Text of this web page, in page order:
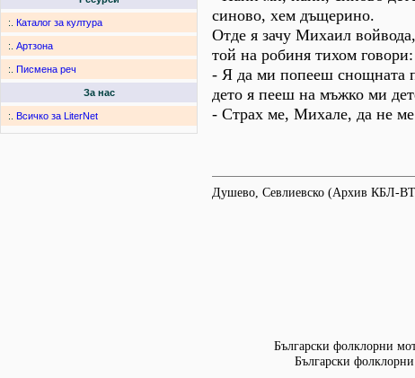
:. Каталог за култура
:. Артзона
:. Писмена реч
За нас
:. Всичко за LiterNet
синово, хем дъщерино.
Отде я зачу Михаил войвода,
той на робиня тихом говори:
- Я да ми попееш снощната
дето я пееш на мъжко ми
- Страх ме, Михале, да не
Душево, Севлиевско (Архив КБЛ-
Български фолклорни
Български